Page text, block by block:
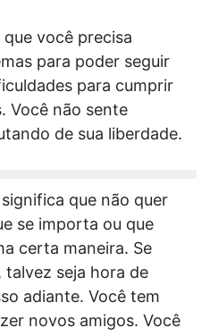
você precisa
para poder seguir
para cumprir
Você não sente
de sua liberdade.
significa que não quer
se importa ou que
certa maneira. Se
seja hora de
adiante. Você tem
novos amigos. Você